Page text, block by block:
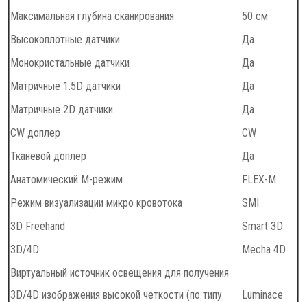
Максимальная глубина сканирования
50 см
Высокоплотные датчики
Да
Монокристальные датчики
Да
Матричные 1.5D датчики
Да
Матричные 2D датчики
Да
CW доплер
CW
Тканевой доплер
Да
Анатомический М-режим
FLEX-M
Режим визуализации микро кровотока
SMI
3D Freehand
Smart 3D
3D/4D
Mecha 4D
Виртуальный источник освещения для получения
3D/4D изображения высокой четкости (по типу
Luminace